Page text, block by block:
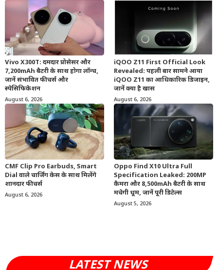
Vivo X300T: दमदार प्रोसेसर और
7,200mAh बैटरी के साथ होगा लॉन्च,
जानें संभावित फीचर्स और
स्पेसिफिकेशन
August 6, 2026
iQOO Z11 First Official Look
Revealed: पहली बार सामने आया
iQOO Z11 का आधिकारिक डिजाइन,
जानें क्या है खास
August 6, 2026
CMF Clip Pro Earbuds, Smart
Dial वाले चार्जिंग केस के साथ मिलेंगे
शानदार फीचर्स
August 6, 2026
Oppo Find X10 Ultra Full
Specification Leaked: 200MP
कैमरा और 8,500mAh बैटरी के साथ
मचेगी धूम, जानें पूरी डिटेल्स
August 5, 2026
LATEST NEWS